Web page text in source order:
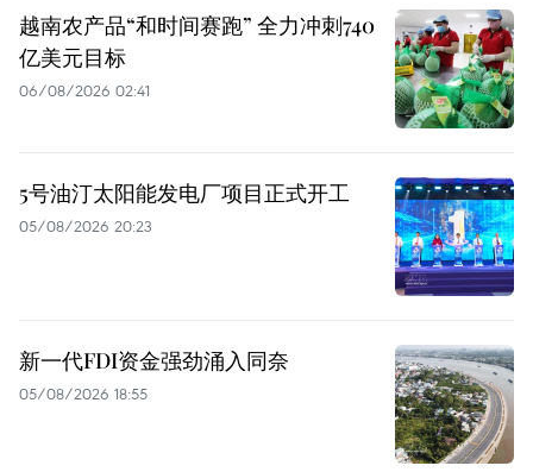
越南农产品“和时间赛跑” 全力冲刺740
亿美元目标
06/08/2026 02:41
5号油汀太阳能发电厂项目正式开工
05/08/2026 20:23
新一代FDI资金强劲涌入同奈
05/08/2026 18:55